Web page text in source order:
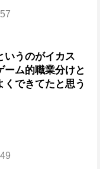
いうのがイカス
ーム的職業分けと
できてたと思う